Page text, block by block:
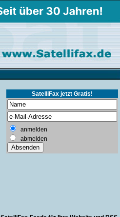
SatelliFax jetzt Gratis!
anmelden
abmelden